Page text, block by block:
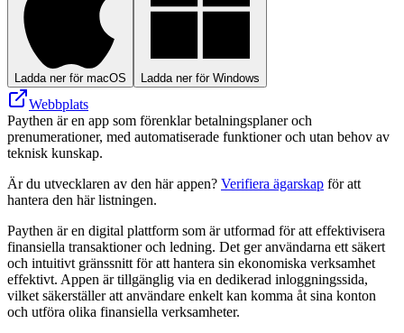
Ladda ner för macOS Ladda ner för Windows
Webbplats
Paythen är en app som förenklar betalningsplaner och
prenumerationer, med automatiserade funktioner och utan behov av
teknisk kunskap.
Är du utvecklaren av den här appen? Verifiera ägarskap för att
hantera den här listningen.
Paythen är en digital plattform som är utformad för att effektivisera
finansiella transaktioner och ledning. Det ger användarna ett säkert
och intuitivt gränssnitt för att hantera sin ekonomiska verksamhet
effektivt. Appen är tillgänglig via en dedikerad inloggningssida,
vilket säkerställer att användare enkelt kan komma åt sina konton
och utföra olika finansiella verksamheter.